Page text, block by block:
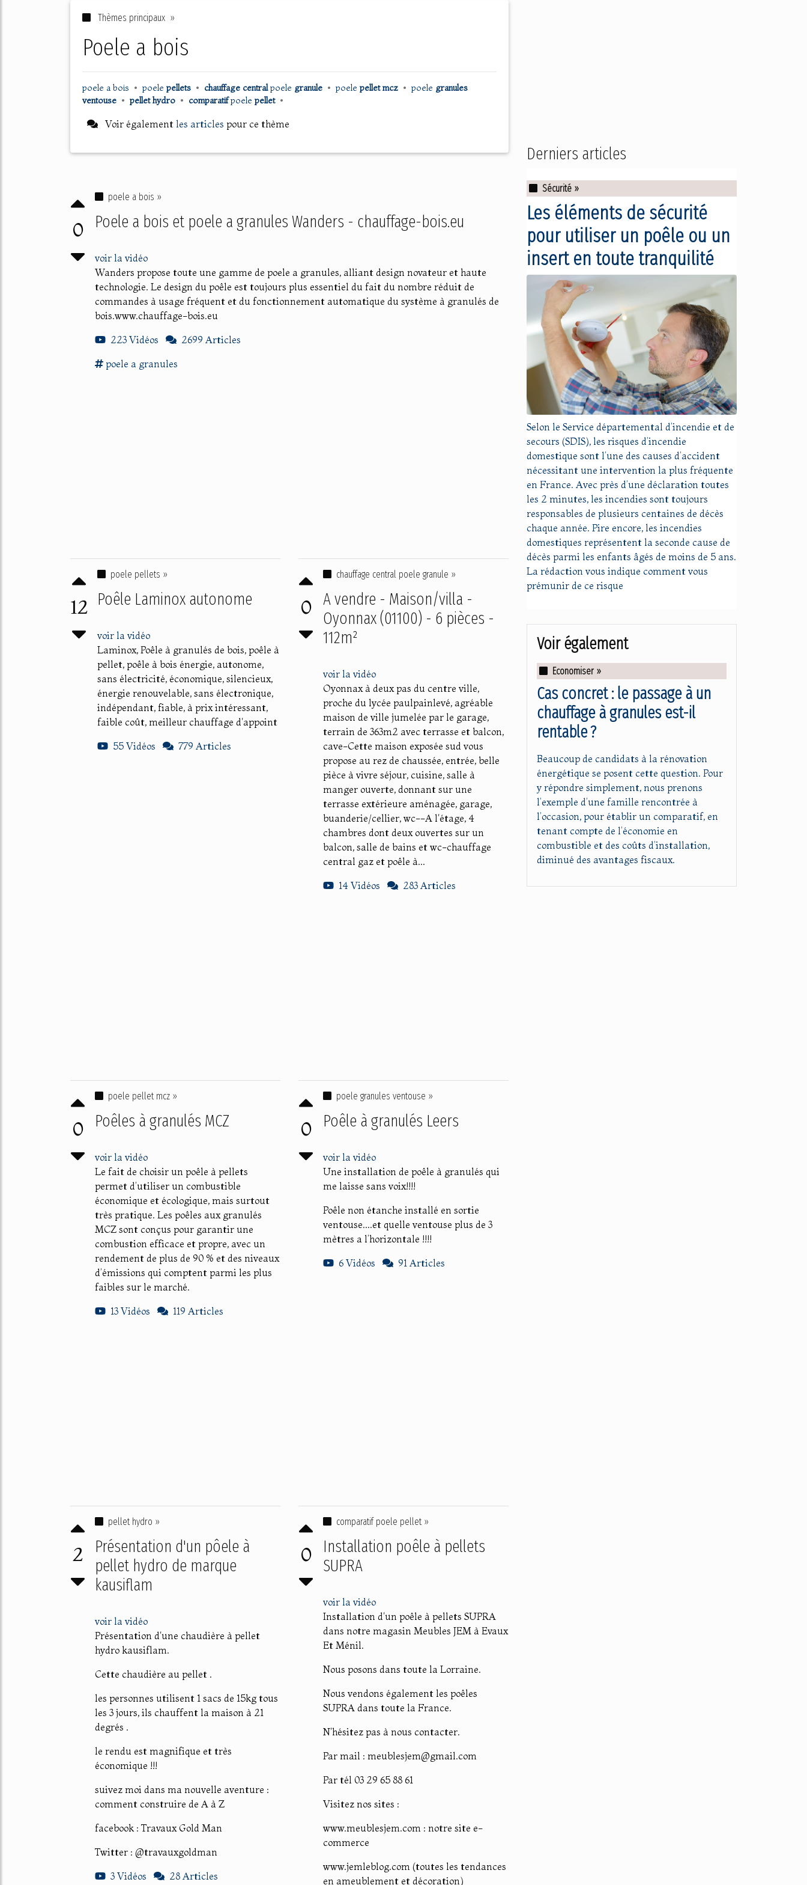
Thèmes principaux »
poele a bois
poele a bois • poele pellets • chauffage centralpoele granule • poele pellet mcz • poele granules
ventouse • pellet hydro • comparatifpoele pellet •
Voir également les articles pour ce thème
0
poele a bois »
Poele a bois et poele a granules Wanders - chauffage-bois.eu
voir la vidéo
Wanders propose toute une gamme de poele a granules, alliant design novateur et haute
technologie. Le design du poêle est toujours plus essentiel du fait du nombre réduit de
commandes à usage fréquent et du fonctionnement automatique du système à granulés de
bois.www.chauffage-bois.eu
223 Vidéos
2699 Articles
poele a granules
12
poele pellets »
Poêle Laminox autonome
voir la vidéo
Laminox, Poêle à granulés de bois, poêle à
pellet, poêle à bois énergie, autonome,
sans électricité, économique, silencieux,
énergie renouvelable, sans électronique,
indépendant, fiable, à prix intéressant,
faible coût, meilleur chauffage d'appoint
55 Vidéos
779 Articles
0
chauffage central poele granule »
A vendre - Maison/villa -
Oyonnax (01100) - 6 pièces -
112m²
voir la vidéo
Oyonnax à deux pas du centre ville,
proche du lycée paulpainlevé, agréable
maison de ville jumelée par le garage,
terrain de 363m2 avec terrasse et balcon,
cave-Cette maison exposée sud vous
propose au rez de chaussée, entrée, belle
pièce à vivre séjour, cuisine, salle à
manger ouverte, donnant sur une
terrasse extérieure aménagée, garage,
buanderie/cellier, wc--A l'étage, 4
chambres dont deux ouvertes sur un
balcon, salle de bains et wc-chauffage
central gaz et poêle à...
14 Vidéos
283 Articles
0
poele pellet mcz »
Poêles à granulés MCZ
voir la vidéo
Le fait de choisir un poêle à pellets
permet d’utiliser un combustible
économique et écologique, mais surtout
très pratique. Les poêles aux granulés
MCZ sont conçus pour garantir une
combustion efficace et propre, avec un
rendement de plus de 90 % et des niveaux
d’émissions qui comptent parmi les plus
faibles sur le marché.
13 Vidéos
119 Articles
0
poele granules ventouse »
Poêle à granulés Leers
voir la vidéo
Une installation de poêle à granulés qui
me laisse sans voix!!!!
Poêle non étanche installé en sortie
ventouse....et quelle ventouse plus de 3
mètres a l’horizontale !!!!
6 Vidéos
91 Articles
2
pellet hydro »
Présentation d'un pôele à
pellet hydro de marque
kausiflam
voir la vidéo
Présentation d'une chaudière à pellet
hydro kausiflam.
Cette chaudière au pellet .
les personnes utilisent 1 sacs de 15kg tous
les 3 jours, ils chauffent la maison à 21
degrés .
le rendu est magnifique et très
économique !!!
suivez moi dans ma nouvelle aventure :
comment construire de A à Z
facebook : Travaux Gold Man
Twitter : @travauxgoldman
3 Vidéos
28 Articles
0
comparatif poele pellet »
Installation poêle à pellets
SUPRA
voir la vidéo
Installation d'un poêle à pellets SUPRA
dans notre magasin Meubles JEM à Evaux
Et Ménil.
Nous posons dans toute la Lorraine.
Nous vendons également les poêles
SUPRA dans toute la France.
N'hésitez pas à nous contacter.
Par mail : meublesjem@gmail.com
Par tél 03 29 65 88 61
Visitez nos sites :
www.meublesjem.com : notre site e-
commerce
www.jemleblog.com (toutes les tendances
en ameublement et décoration)
Derniers articles
Sécurité »
Les éléments de sécurité
pour utiliser un poêle ou un
insert en toute tranquilité
Selon le Service départemental d’incendie et de
secours (SDIS), les risques d’incendie
domestique sont l’une des causes d’accident
nécessitant une intervention la plus fréquente
en France. Avec près d’une déclaration toutes
les 2 minutes, les incendies sont toujours
responsables de plusieurs centaines de décès
chaque année. Pire encore, les incendies
domestiques représentent la seconde cause de
décès parmi les enfants âgés de moins de 5 ans.
La rédaction vous indique comment vous
prémunir de ce risque
Voir également
Economiser »
Cas concret : le passage à un
chauffage à granules est-il
rentable ?
Beaucoup de candidats à la rénovation
énergétique se posent cette question. Pour
y répondre simplement, nous prenons
l’exemple d’une famille rencontrée à
l’occasion, pour établir un comparatif, en
tenant compte de l’économie en
combustible et des coûts d’installation,
diminué des avantages fiscaux.